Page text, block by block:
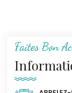
Faites Bon